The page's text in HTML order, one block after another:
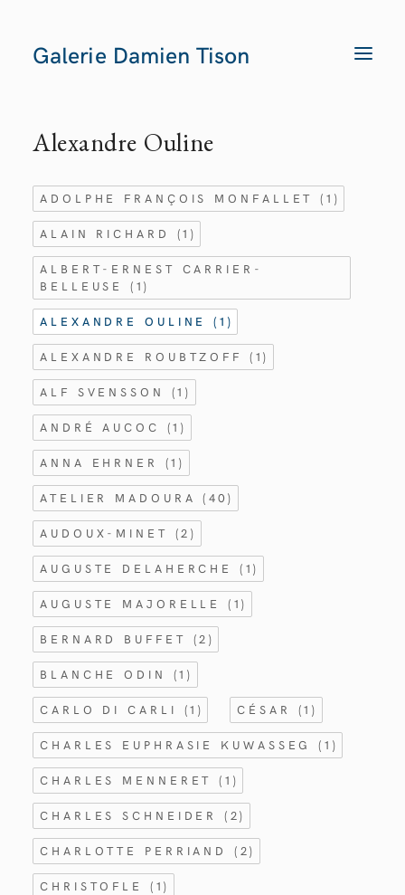
T
Galerie Damien Tison
Alexandre Ouline
ADOLPHE FRANÇOIS MONFALLET(1)
ALAIN RICHARD (1)
ALBERT-ERNEST CARRIER-
BELLEUSE(1)
ALEXANDRE OULINE(1)
ALEXANDRE ROUBTZOFF(1)
ALF SVENSSON (1)
ANDRÉ AUCOC (1)
ANNA EHRNER (1)
ATELIER MADOURA(40)
AUDOUX-MINET (2)
AUGUSTE DELAHERCHE(1)
AUGUSTE MAJORELLE(1)
BERNARD BUFFET (2)
BLANCHE ODIN (1)
CARLO DI CARLI (1) CÉSAR (1)
CHARLES EUPHRASIE KUWASSEG(1)
CHARLES MENNERET(1)
CHARLES SCHNEIDER(2)
CHARLOTTE PERRIAND(2)
CHRISTOFLE (1)